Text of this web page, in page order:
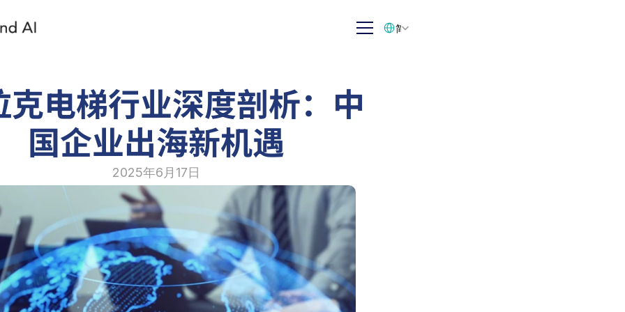
克电梯行业深度剖析：中
国企业出海新机遇
2025年6月17日
简体中文